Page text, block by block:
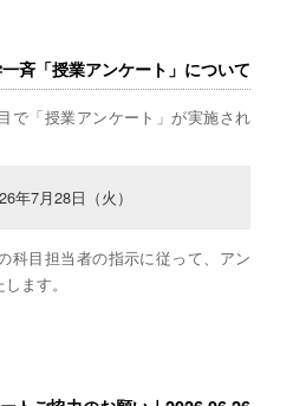
斉「授業アンケート」について
で「授業アンケート」が実施され
年7月28日（火）
科目担当者の指示に従って、アン
ます。